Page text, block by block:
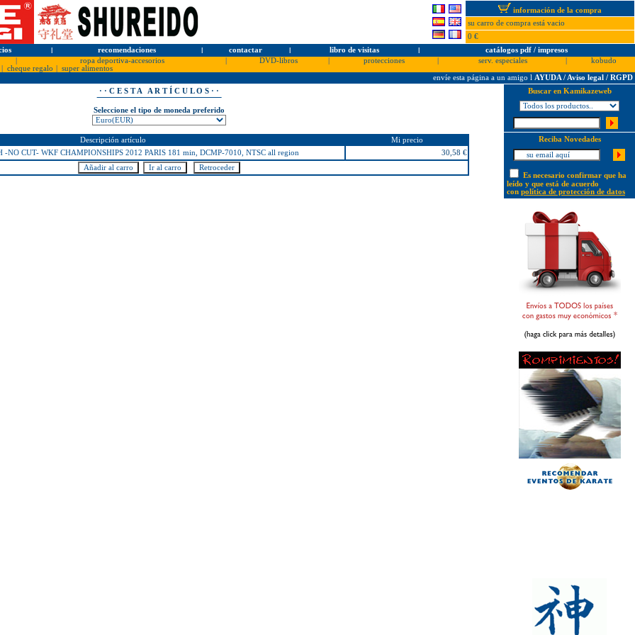
información de la compra
su carro de compra está vacio
0 €
l recomendaciones l contactar l libro de visitas l
catálogos pdf / impresos
ropa deportiva-accesorios DVD-libros protecciones serv. especiales
kobudo
cheque regalo
super alimentos
envíe esta página a un amigo l AYUDA / Aviso legal / RGPD
· · C E S T A A R T Í C U L O S · ·
Seleccione el tipo de moneda preferido
Descripción artículo
Mi precio
-NO CUT- WKF CHAMPIONSHIPS 2012 PARIS 181 min, DCMP-7010, NTSC all region
30,58 €
Buscar en Kamikazeweb
Reciba Novedades
Es necesario confirmar que ha
leído y que está de acuerdo
con política de protección de datos